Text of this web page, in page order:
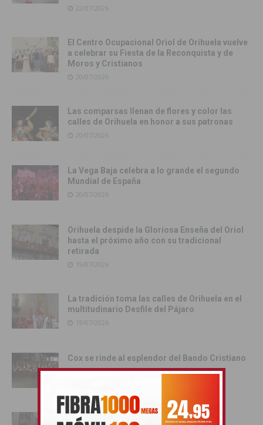
22/07/2026
El Centro Ocupacional Oriol de Orihuela vuelve
a celebrar su Fiesta de la Reconquista y de
Moros y Cristianos
20/07/2026
Las comparsas llenan de flores y color las
calles de Orihuela en honor a sus patronas
20/07/2026
La Vega Baja celebra a lo grande el segundo
Mundial de España
20/07/2026
Orihuela despide la Gloriosa Enseña del Oriol
hasta el próximo año con su tradicional
retirada
19/07/2026
La tradición toma las calles de Orihuela en el
multitudinario Desfile del Pájaro
19/07/2026
Cox se rinde al esplendor del Bando Cristiano
18/07/2026
Orihuela inicia los actos oficiales de sus